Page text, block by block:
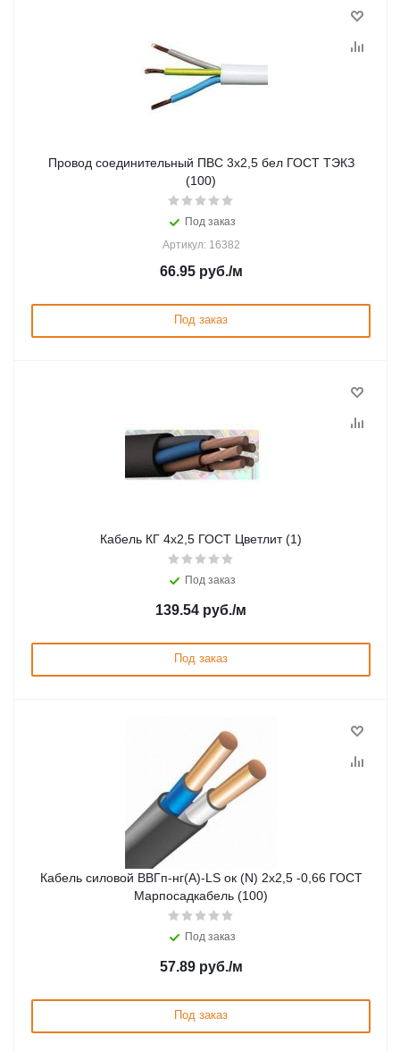
Провод соединительный ПВС 3х2,5 бел ГОСТ ТЭКЗ
(100)
Под заказ
Артикул: 16382
66.95руб./м
Под заказ
Кабель КГ 4х2,5 ГОСТ Цветлит (1)
Под заказ
139.54 руб./м
Под заказ
Кабель силовой ВВГп-нг(А)-LS ок (N) 2х2,5 -0,66 ГОСТ
Марпосадкабель (100)
Под заказ
57.89руб./м
Под заказ